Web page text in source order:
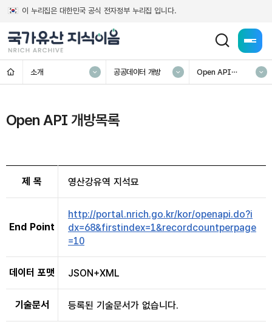
이 누리집은 대한민국 공식 전자정부 누리집 입니다.
전체
홈 소개 공공데이터 개방
Open API
Open API 개방목록
제 목 영산강유역 지석묘
End Point
http://portal.nrich.go.kr/kor/openapi.do?i
dx=68&firstindex=1&recordcountperpage
=10
데이터 포맷 JSON+XML
기술문서 등록된 기술문서가 없습니다.